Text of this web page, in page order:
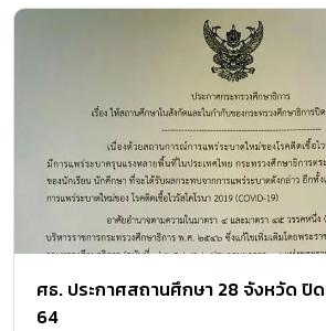
ศธ. ประกาศสถานศึกษา 28 จังหวัด ปิด
64